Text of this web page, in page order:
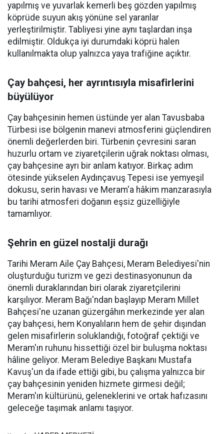
yapılmış ve yuvarlak kemerli beş gözden yapılmış
köprüde suyun akış yönüne sel yaranlar
yerleştirilmiştir. Tabliyesi yine aynı taşlardan inşa
edilmiştir. Oldukça iyi durumdaki köprü halen
kullanılmakta olup yalnızca yaya trafiğine açıktır.
Çay bahçesi, her ayrıntısıyla misafirlerini
büyülüyor
Çay bahçesinin hemen üstünde yer alan Tavusbaba
Türbesi ise bölgenin manevi atmosferini güçlendiren
önemli değerlerden biri. Türbenin çevresini saran
huzurlu ortam ve ziyaretçilerin uğrak noktası olması,
çay bahçesine ayrı bir anlam katıyor. Birkaç adım
ötesinde yükselen Aydınçavuş Tepesi ise yemyeşil
dokusu, serin havası ve Meram'a hâkim manzarasıyla
bu tarihi atmosferi doğanın eşsiz güzelliğiyle
tamamlıyor.
Şehrin en güzel nostalji durağı
Tarihi Meram Aile Çay Bahçesi, Meram Belediyesi'nin
oluşturduğu turizm ve gezi destinasyonunun da
önemli duraklarından biri olarak ziyaretçilerini
karşılıyor. Meram Bağı'ndan başlayıp Meram Millet
Bahçesi'ne uzanan güzergâhın merkezinde yer alan
çay bahçesi, hem Konyalıların hem de şehir dışından
gelen misafirlerin soluklandığı, fotoğraf çektiği ve
Meram'ın ruhunu hissettiği özel bir buluşma noktası
hâline geliyor. Meram Belediye Başkanı Mustafa
Kavuş'un da ifade ettiği gibi, bu çalışma yalnızca bir
çay bahçesinin yeniden hizmete girmesi değil;
Meram'ın kültürünü, geleneklerini ve ortak hafızasını
geleceğe taşımak anlamı taşıyor.